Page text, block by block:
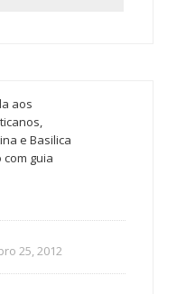
aos
e Basilica
com guia
25, 2012